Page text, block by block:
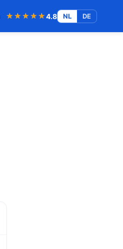
★★★★★
★★★★★4.8 NL DE